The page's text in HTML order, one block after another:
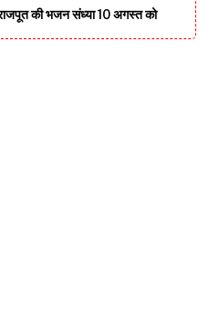
की भजन संध्या 10 अगस्त को